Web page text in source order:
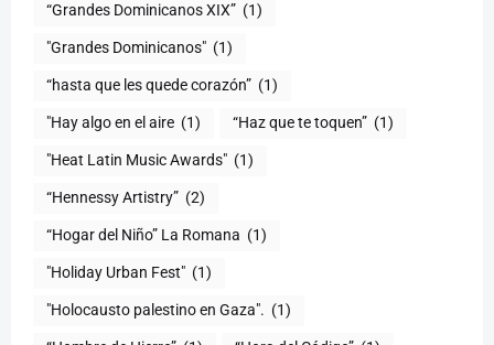
“Grandes Dominicanos XIX” (1)
"Grandes Dominicanos" (1)
(1)
"Hay algo en el aire (1) “Haz que te toquen” (1)
"Heat Latin Music Awards" (1)
“Hennessy Artistry” (2)
“Hogar del Niño” La Romana (1)
(1)
"Holocausto palestino en Gaza". (1)